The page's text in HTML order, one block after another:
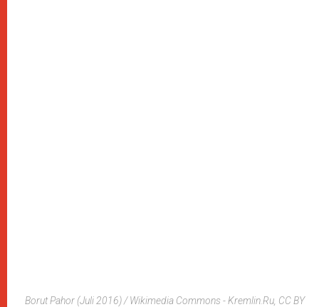
Borut Pahor (Juli 2016) / Wikimedia Commons - Kremlin.Ru, CC BY